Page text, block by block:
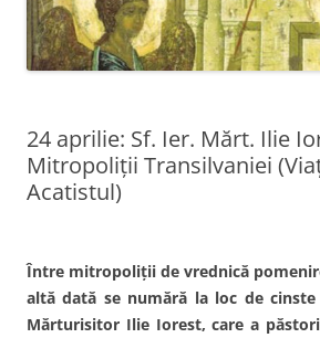
24 aprilie: Sf. Ier. Mărt. Ilie
Mitropoliţii Transilvaniei
Acatistul)
Între mitropoliţii de vrednică
altă dată se numără la loc de
Mărturisitor Ilie Iorest, care a